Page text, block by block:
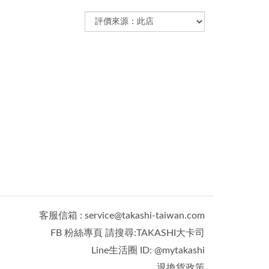
客服信箱 : service@takashi-taiwan.com
FB 粉絲專頁 請搜尋:TAKASHI大卡司
Line生活圈 ID: @mytakashi